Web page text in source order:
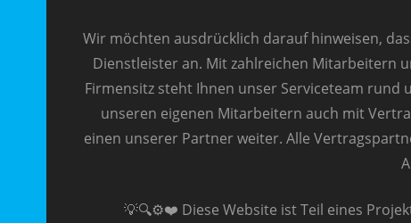
Wir möchten ausdrücklich darauf hinweisen,
Dienstleister an. Mit zahlreichen Mitarbeitern
Firmensitz steht Ihnen unser Serviceteam rund
unseren eigenen Mitarbeitern auch mit
einen unserer Partner weiter. Alle
💡🔍⚙️❤️ Diese Website ist Teil eines